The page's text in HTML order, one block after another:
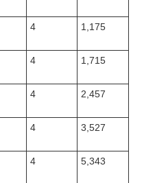
4 1,175
4 1,715
4 2,457
4 3,527
4 5,343